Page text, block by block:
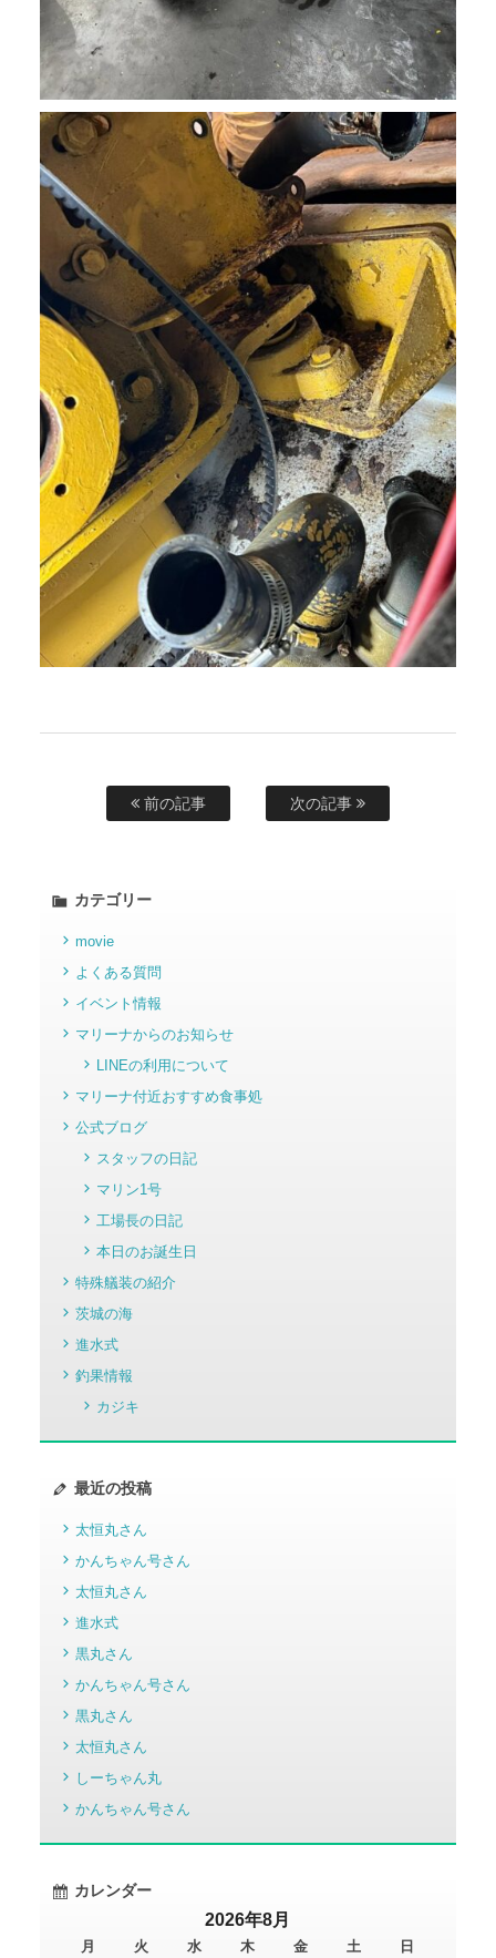
前の記事 次の記事
カテゴリー
movie
よくある質問
イベント情報
マリーナからのお知らせ
LINEの利用について
マリーナ付近おすすめ食事処
公式ブログ
スタッフの日記
マリン1号
工場長の日記
本日のお誕生日
特殊艤装の紹介
茨城の海
進水式
釣果情報
カジキ
最近の投稿
太恒丸さん
かんちゃん号さん
太恒丸さん
進水式
黒丸さん
かんちゃん号さん
黒丸さん
太恒丸さん
しーちゃん丸
かんちゃん号さん
カレンダー
2026年8月
月 火 水 木 金 土 日